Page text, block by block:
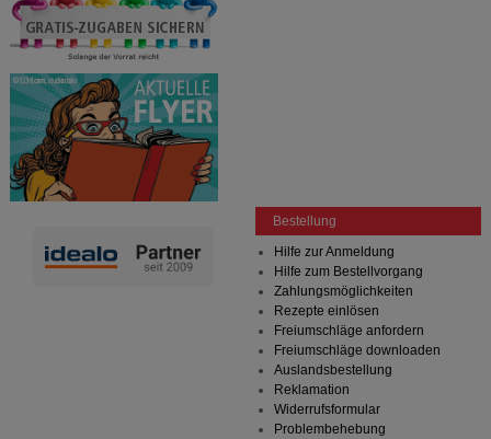
Bestellung
Hilfe zur Anmeldung
Hilfe zum Bestellvorgang
Zahlungsmöglichkeiten
Rezepte einlösen
Freiumschläge anfordern
Freiumschläge downloaden
Auslandsbestellung
Reklamation
Widerrufsformular
Problembehebung